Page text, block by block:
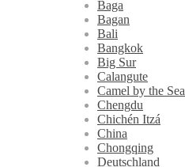
Baga
Bagan
Bali
Bangkok
Big Sur
Calangute
Camel by the Sea
Chengdu
Chichén Itzá
China
Chongqing
Deutschland